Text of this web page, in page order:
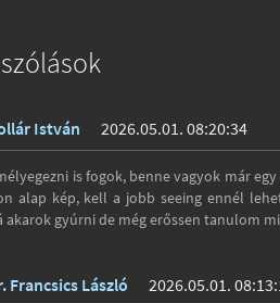
István 2026.05.01. 08:20:34
is fogok, benne vagyok már
alap kép, kell a jobb seeing ennél
akarok gyúrni de még erőssen tanulom
Francsics László 2026.05.01.